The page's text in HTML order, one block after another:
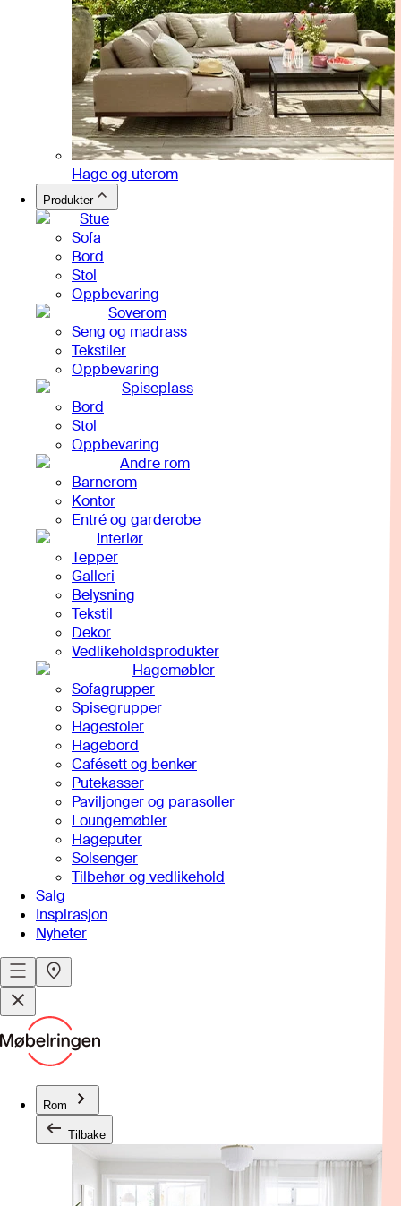
Hage og uterom
Produkter
Stue
Sofa
Bord
Stol
Oppbevaring
Soverom
Seng og madrass
Tekstiler
Oppbevaring
Spiseplass
Bord
Stol
Oppbevaring
Andre rom
Barnerom
Kontor
Entré og garderobe
Interiør
Tepper
Galleri
Belysning
Tekstil
Dekor
Vedlikeholdsprodukter
Hagemøbler
Sofagrupper
Spisegrupper
Hagestoler
Hagebord
Cafésett og benker
Putekasser
Paviljonger og parasoller
Loungemøbler
Hageputer
Solsenger
Tilbehør og vedlikehold
Salg
Inspirasjon
Nyheter
Rom
Tilbake